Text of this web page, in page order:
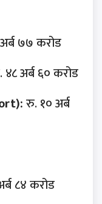
७७ करोड
अर्ब ६० करोड
रु. १० अर्ब
८४ करोड